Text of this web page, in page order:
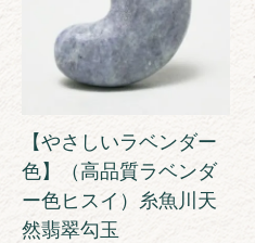
【やさしいラベンダー
色】（高品質ラベンダ
ー色ヒスイ）糸魚川天
然翡翠勾玉